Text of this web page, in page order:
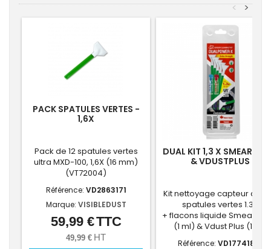
>
<
PACK SPATULES VERTES -
1,6X
Pack de 12 spatules vertes
ultra MXD-100, 1,6X (16 mm)
(VT72004)
Référence: VD2863171
Marque: VISIBLEDUST
Prix
59,99 €TTC
49,99 € HT
DUAL KIT 1,3 X
& VDUSTPLUS
Kit nettoyage capteur
spatules vertes 1.3X
+ flacons liquide Smear
(1 ml) & Vdust Plus (1 ml)
Référence: VD17741818